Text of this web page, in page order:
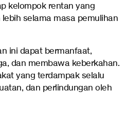
kelompok rentan yang
selama masa pemulihan
ini dapat bermanfaat,
dan membawa keberkahan.
yang terdampak selalu
dan perlindungan oleh